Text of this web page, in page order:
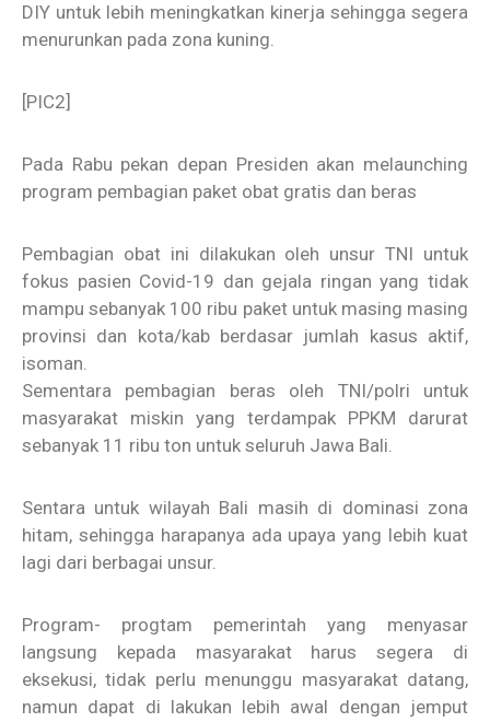
DIY untuk lebih meningkatkan kinerja sehingga segera
menurunkan pada zona kuning.
[PIC2]
Pada Rabu pekan depan Presiden akan melaunching
program pembagian paket obat gratis dan beras
Pembagian obat ini dilakukan oleh unsur TNI untuk
fokus pasien Covid-19 dan gejala ringan yang tidak
mampu sebanyak 100 ribu paket untuk masing masing
provinsi dan kota/kab berdasar jumlah kasus aktif,
isoman.
Sementara pembagian beras oleh TNI/polri untuk
masyarakat miskin yang terdampak PPKM darurat
sebanyak 11 ribu ton untuk seluruh Jawa Bali.
Sentara untuk wilayah Bali masih di dominasi zona
hitam, sehingga harapanya ada upaya yang lebih kuat
lagi dari berbagai unsur.
Program- progtam pemerintah yang menyasar
langsung kepada masyarakat harus segera di
eksekusi, tidak perlu menunggu masyarakat datang,
namun dapat di lakukan lebih awal dengan jemput